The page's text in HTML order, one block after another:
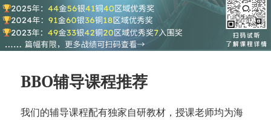
BBO辅导课程推荐
我们的辅导课程配有独家自研教材，授课老师均为海